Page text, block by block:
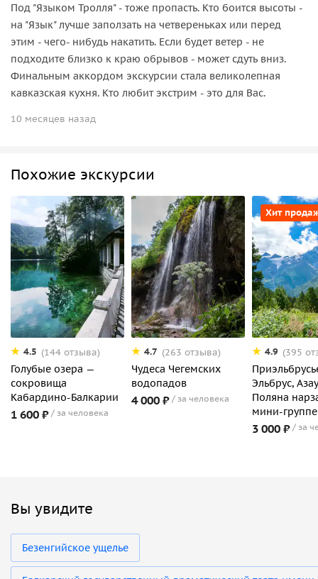
Под "Языком Тролля" - тоже пропасть. Кто боится высоты -
на "Язык" лучше заползать на четвереньках или перед
этим - чего- нибудь накатить. Если будет ветер - не
подходите близко к краю обрывов - может сдуть вниз.
Финальным аккордом экскурсии стала великолепная
кавказская кухня. Кто любит экстрим - это для Вас.
10 месяцев назад
Похожие экскурсии
4.5 (144 отзыва)
Голубые озера —
сокровища
Кабардино-Балкарии
1 600 ₽ за человека
4.7 (263 отзыва)
Чудеса Чегемских
водопадов
4 000 ₽ за человека
Хит
4.9 (395
Эльбрус,
Поляна
мини-группе
3 000 ₽ за
Вы увидите
Безенгийское ущелье